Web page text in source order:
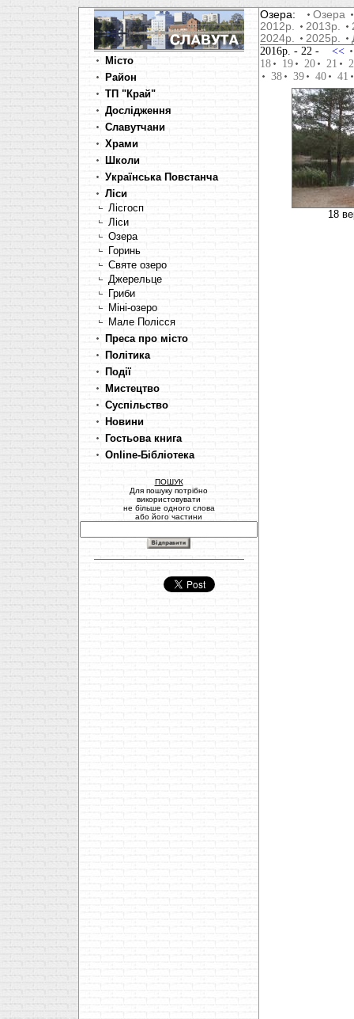
Місто
Район
ТП "Край"
Дослідження
Славутчани
Храми
Школи
Українська Повстанча
Ліси
Лісгосп
Ліси
Озера
Горинь
Святе озеро
Джерельце
Гриби
Міні-озеро
Мале Полісся
Преса про місто
Політика
Події
Мистецтво
Суспільство
Новини
Гостьова книга
Online-Бібліотека
ПОШУК
Для пошуку потрібно
використовувати
не більше одного слова
або його частини
Озера:
Озера
2012р.
2013р.
2024р.
2025р.
2016р. - 22 - <<
18
19 20 21
38
39 40 41
18